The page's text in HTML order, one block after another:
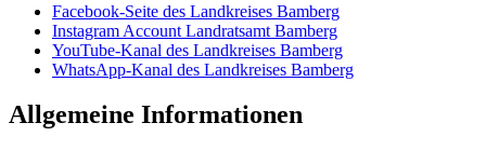
Facebook-Seite des Landkreises Bamberg
Instagram Account Landratsamt Bamberg
YouTube-Kanal des Landkreises Bamberg
WhatsApp-Kanal des Landkreises Bamberg
Allgemeine Informationen